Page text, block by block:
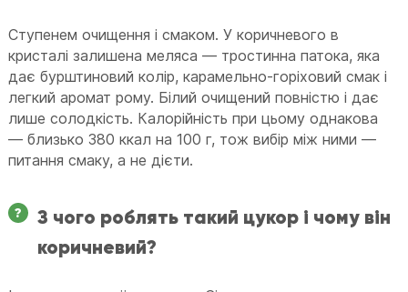
Ступенем очищення і смаком. У коричневого в
кристалі залишена меляса — тростинна патока, яка
дає бурштиновий колір, карамельно-горіховий смак і
легкий аромат рому. Білий очищений повністю і дає
лише солодкість. Калорійність при цьому однакова
— близько 380 ккал на 100 г, тож вибір між ними —
питання смаку, а не дієти.
З чого роблять такий цукор і чому він
коричневий?